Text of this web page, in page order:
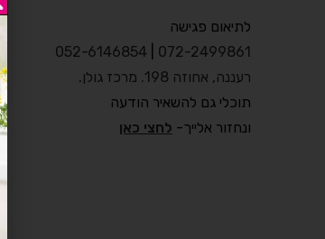
לתיאום פגישה
072-2499861
052-6146854
רעננה, אחוזה 198. מרכז גולן
.
תוכלי גם להשאיר הודעה
ונחזור אלייך- לחצי כאן